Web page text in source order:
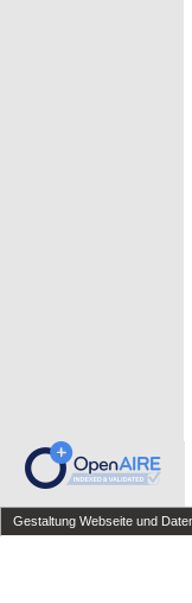
Gestaltung Webseite und